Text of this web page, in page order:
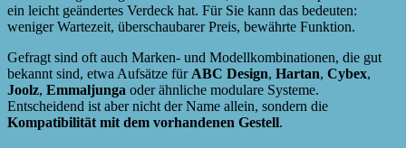
ein leicht geändertes Verdeck hat. Für Sie kann das bedeuten:
weniger Wartezeit, überschaubarer Preis, bewährte Funktion.
Gefragt sind oft auch Marken- und Modellkombinationen, die gut
bekannt sind, etwa Aufsätze fürABC Design, Hartan, Cybex,
Joolz, Emmaljunga oder ähnliche modulare Systeme.
Entscheidend ist aber nicht der Name allein, sondern die
Kompatibilität mit dem vorhandenen Gestell.